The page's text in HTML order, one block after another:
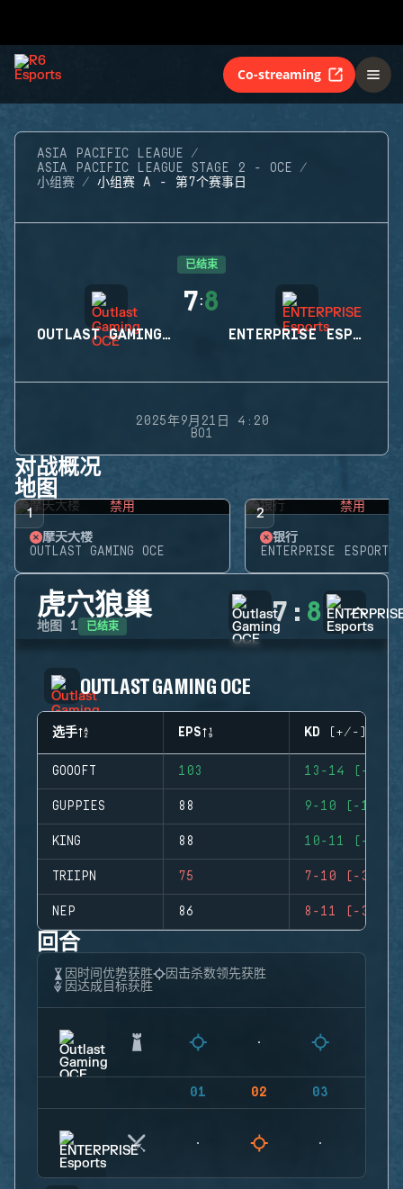
Co-streaming
ASIA PACIFIC LEAGUE
ASIA PACIFIC LEAGUE STAGE 2 - OCE
小组赛
小组赛 A - 第7个赛事日
已结束
OUTLAST GAMING OCE
7:8
ENTERPRISE ESPORTS
2025年9月21日 4:20
BO1
对战概况
地图
1 禁用
摩天大楼
OUTLAST GAMING OCE
2 禁用
银行
ENTERPRISE ESPORTS
虎穴狼巢
地图 1 已结束 7 : 8
OUTLAST GAMING OCE
选手 EPS KD (+/-)
GOOOFT 103 13-14 (-1)
GUPPIES 88 9-10 (-1)
KING 88 10-11 (-1)
TRIIPN 75 7-10 (-3)
NEP 86 8-11 (-3)
回合
因时间优势获胜
因击杀数领先获胜
因达成目标获胜
01 02 03